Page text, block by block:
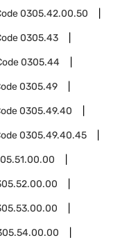
0305.42.00.50
0305.43
0305.44
0305.49
0305.49.40
0305.49.40.45